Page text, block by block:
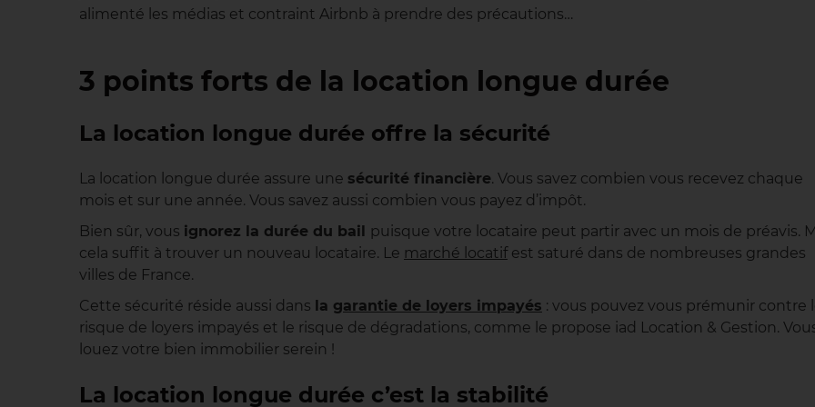
alimenté les médias et contraint Airbnb à prendre des précautions…
3 points forts de la location longue durée
La location longue durée offre la sécurité
La location longue durée assure une sécurité financière. Vous savez combien vous recevez chaque
mois et sur une année. Vous savez aussi combien vous payez d’impôt.
Bien sûr, vous ignorez la durée du bail puisque votre locataire peut partir avec un mois de préavis.
cela suffit à trouver un nouveau locataire. Le marché locatifest saturé dans de nombreuses grandes
villes de France.
Cette sécurité réside aussi dans la garantie de loyers impayés : vous pouvez vous prémunir contre
risque de loyers impayés et le risque de dégradations, comme le propose iad Location & Gestion.
louez votre bien immobilier serein !
La location longue durée c’est la stabilité